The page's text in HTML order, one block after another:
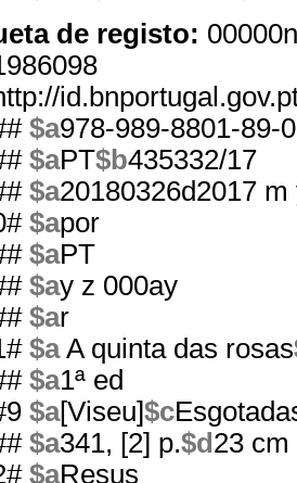
de registo:
$a978-989-8801-89-0
$aPT$b435332/17
$a20180326d2017
$apor
$aPT
$ay z 000ay
$ar
$aA quinta das rosas
$a1ª ed
$a[Viseu]$c
$a341, [2] p.$d 23 cm
$aResus